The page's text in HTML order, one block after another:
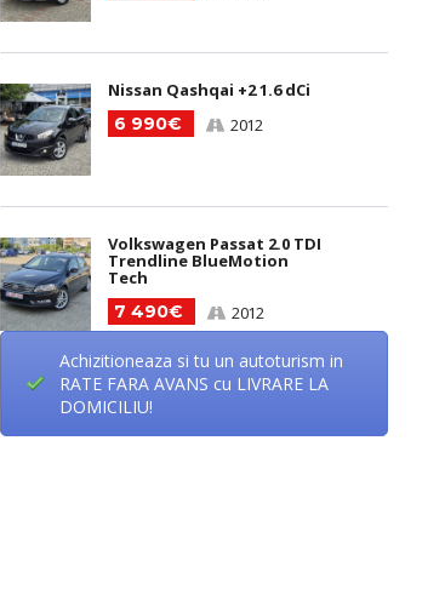
Nissan Qashqai +2 1.6 dCi
6 990€
2012
Volkswagen Passat 2.0 TDI
Trendline BlueMotion
Tech
7 490€
2012
Achizitioneaza si tu un autoturism in
RATE FARA AVANS cu LIVRARE LA
DOMICILIU!